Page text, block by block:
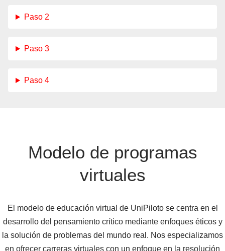
Paso 2
Paso 3
Paso 4
Modelo de programas
virtuales
El modelo de educación virtual de UniPiloto se centra en el
desarrollo del pensamiento crítico mediante enfoques éticos y
la solución de problemas del mundo real. Nos especializamos
en ofrecer carreras virtuales con un enfoque en la resolución